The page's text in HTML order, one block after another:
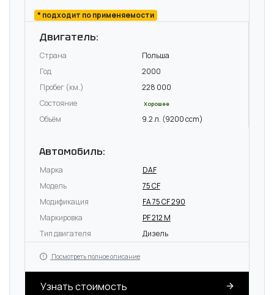
* подходит по применяемости
Двигатель:
Страна
Польша
Год
2000
Пробег (км.)
228 000
Состояние
Хорошее
Объём 9.2 л. (9200 ccm)
Автомобиль:
Марка
DAF
Модель
75 CF
Модификация
FA 75 CF 290
Маркировка
PF 212 M
Тип двигателя
Дизель
Посмотреть полное описание
Узнать стоимость